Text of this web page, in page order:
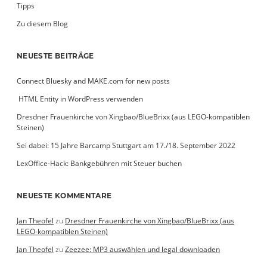
Tipps
Zu diesem Blog
NEUESTE BEITRÄGE
Connect Bluesky and MAKE.com for new posts
­ HTML Entity in WordPress verwenden
Dresdner Frauenkirche von Xingbao/BlueBrixx (aus LEGO-kompatiblen
Steinen)
Sei dabei: 15 Jahre Barcamp Stuttgart am 17./18. September 2022
LexOffice-Hack: Bankgebühren mit Steuer buchen
NEUESTE KOMMENTARE
Jan Theofel zu Dresdner Frauenkirche von Xingbao/BlueBrixx (aus
LEGO-kompatiblen Steinen)
Jan Theofel zuZeezee: MP3 auswählen und legal downloaden